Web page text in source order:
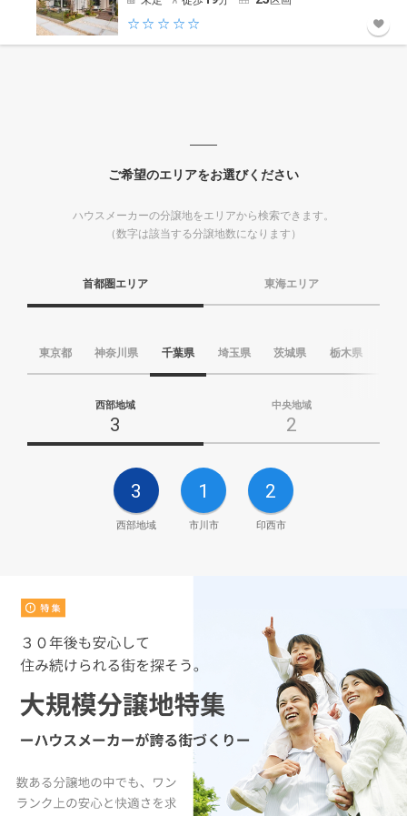
ご希望のエリアをお選びください
ハウスメーカーの分譲地をエリアから検索できます。
（数字は該当する分譲地数になります）
首都圏エリア 東海エリア
東京都 神奈川県 千葉県 埼玉県 茨城県 栃木県
西部地域
3
中央地域
2
3
西部地域
1
市川市
2
印西市